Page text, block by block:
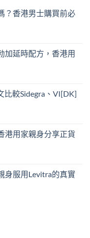
？香港男士購買前必
加延時配方，香港用
比較Sidegra、VI[DK]
港用家親身分享正貨
身服用Levitra的真實